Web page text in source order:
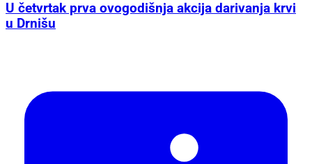
U četvrtak prva ovogodišnja akcija darivanja krvi
u Drnišu